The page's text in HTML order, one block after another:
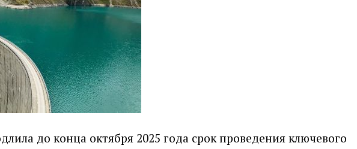
до конца октября 2025 года срок проведения ключевого